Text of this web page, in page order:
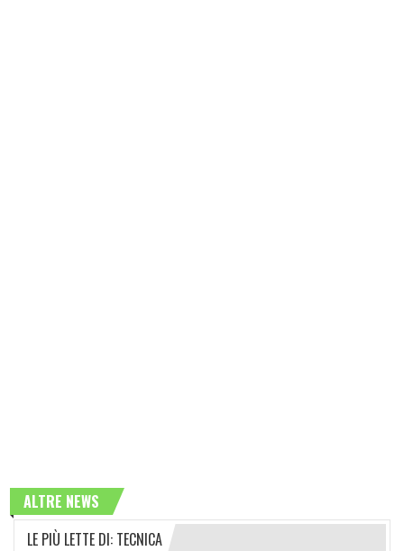
ALTRE NEWS
LE PIÙ LETTE DI: TECNICA